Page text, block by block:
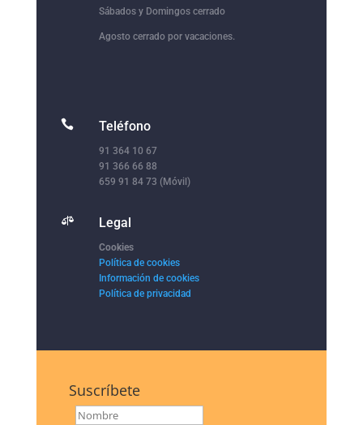
Sábados y Domingos cerrado
Agosto cerrado por vacaciones.
 Teléfono
91 364 10 67
91 366 66 88
659 91 84 73 (Móvil)
 Legal
Cookies
Política de cookies
Información de cookies
Política de privacidad
Suscríbete